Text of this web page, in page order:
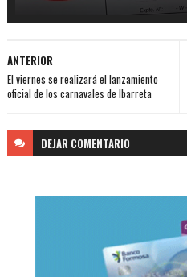
ANTERIOR
El viernes se realizará el lanzamiento
oficial de los carnavales de Ibarreta
DEJAR COMENTARIO